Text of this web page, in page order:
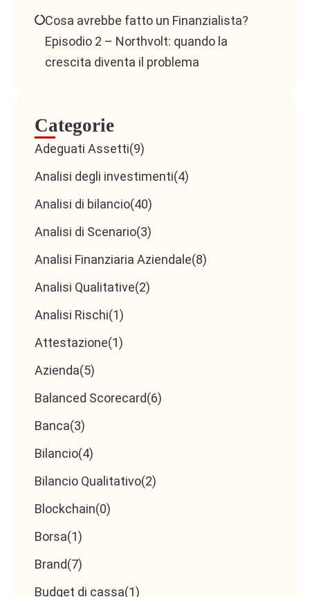
Cosa avrebbe fatto un Finanzialista?
Episodio 2 – Northvolt: quando la
crescita diventa il problema
Categorie
Adeguati Assetti(9)
Analisi degli investimenti(4)
Analisi di bilancio(40)
Analisi di Scenario(3)
Analisi Finanziaria Aziendale(8)
Analisi Qualitative(2)
Analisi Rischi(1)
Attestazione(1)
Azienda(5)
Balanced Scorecard(6)
Banca(3)
Bilancio(4)
Bilancio Qualitativo(2)
Blockchain(0)
Borsa(1)
Brand(7)
Budget di cassa(1)